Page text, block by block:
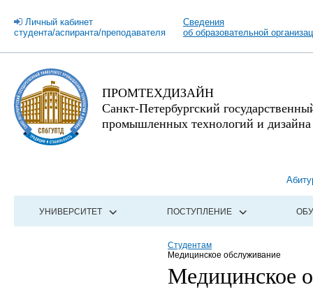
Личный кабинет
студента/аспиранта/преподавателя
Сведения
об образовательной
ПРОМТЕХДИЗАЙН
Санкт-Петербургский
промышленных технологий и дизайна
УНИВЕРСИТЕТ ПОСТУПЛЕНИЕ
Студентам
Медицинское обслуживание
Медицинское